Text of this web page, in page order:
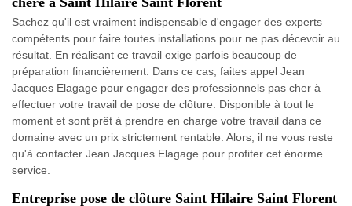
Sachez qu'il est vraiment indispensable d'engager des experts
compétents pour faire toutes installations pour ne pas décevoir au
résultat. En réalisant ce travail exige parfois beaucoup de
préparation financièrement. Dans ce cas, faites appel Jean
Jacques Elagage pour engager des professionnels pas cher à
effectuer votre travail de pose de clôture. Disponible à tout le
moment et sont prêt à prendre en charge votre travail dans ce
domaine avec un prix strictement rentable. Alors, il ne vous reste
qu'à contacter Jean Jacques Elagage pour profiter cet énorme
service.
Entreprise pose de clôture Saint Hilaire Saint Florent